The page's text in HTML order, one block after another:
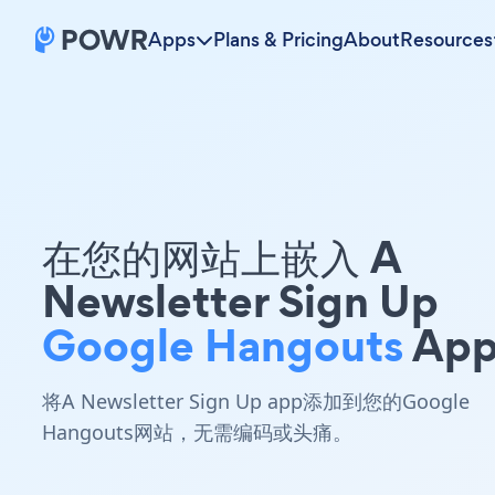
Apps Plans & PricingAboutResources
在您的网站上嵌入 A
Newsletter Sign Up
Google Hangouts
将A Newsletter Sign Up app添加到您的Google
Hangouts网站，无需编码或头痛。